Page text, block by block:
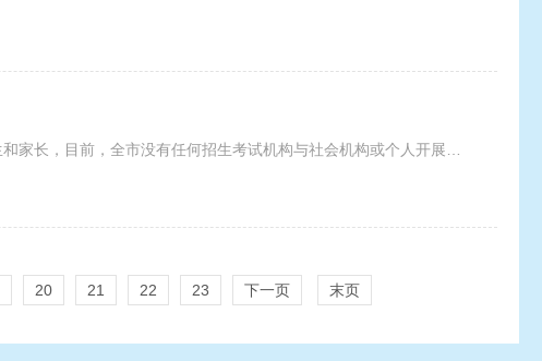
20 21 22 23 下一页 末页